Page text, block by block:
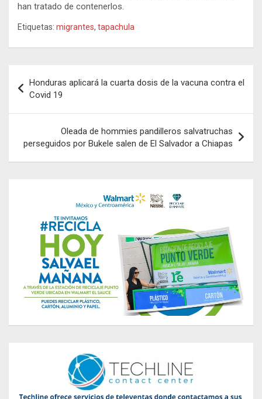
han tratado de contenerlos.
Etiquetas: migrantes, tapachula
de
entradas
Honduras aplicará la cuarta dosis de la vacuna contra el
Covid 19
Oleada de hommies pandilleros salvatruchas
perseguidos por Bukele salen de El Salvador a Chiapas